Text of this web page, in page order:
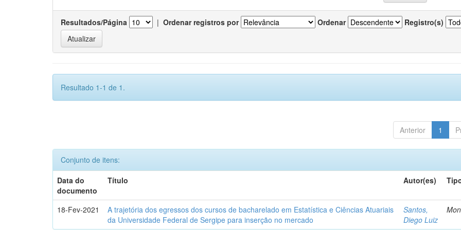
Resultados/Página | Ordenar registros por Ordenar Registro(s)
Resultado 1-1 de 1.
Anterior 1
Conjunto de itens:
Data do
documento
Título Autor(es)
18-Fev-2021
A trajetória dos egressos dos cursos de bacharelado em Estatística e Ciências Atuariais
da Universidade Federal de Sergipe para inserção no mercado
Santos,
Diego Luiz